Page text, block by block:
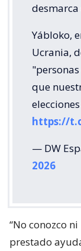
Yábloko,
Ucrania,
que
https://
— DW
2026
“No conozco
prestado